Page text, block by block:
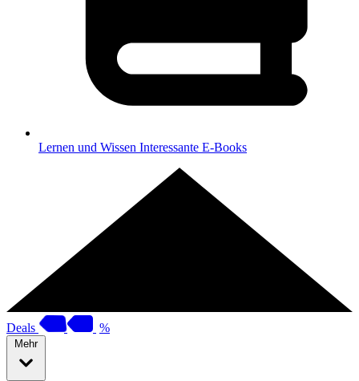
Lernen und Wissen Interessante E-Books
Deals %
Mehr